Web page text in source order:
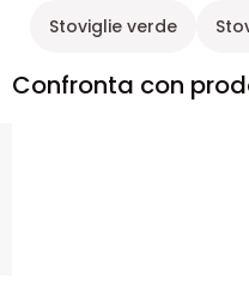
Stoviglie verde
Confronta con